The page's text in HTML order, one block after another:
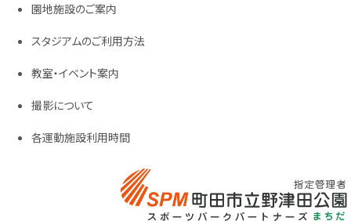
園地施設のご案内
スタジアムのご利用方法
教室・イベント案内
撮影について
各運動施設利用時間